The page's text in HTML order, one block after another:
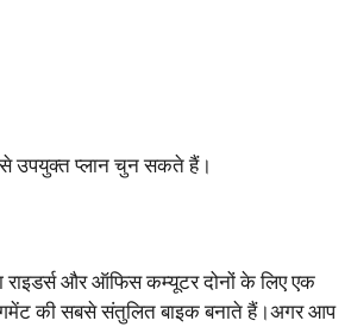
उपयुक्त प्लान चुन सकते हैं।
और ऑफिस कम्यूटर दोनों के लिए एक
की सबसे संतुलित बाइक बनाते हैं।अगर आप